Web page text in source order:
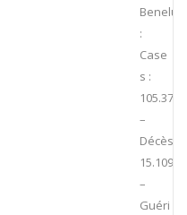
Benelux
:
Case
s :
105.379
–
Décès :
15.109
–
Guéri :